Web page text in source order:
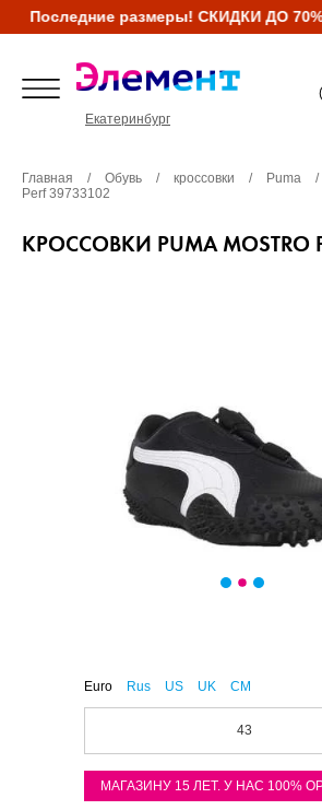
Последние размеры! СКИДКИ ДО 70%
Екатеринбург
Главная / Обувь / кроссовки / Puma /
Perf 39733102
КРОССОВКИ PUMA MOSTRO
Euro Rus US UK CM
43
МАГАЗИНУ 15 ЛЕТ. У НАС 100%